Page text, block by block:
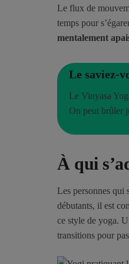
Le flux de
temps pour
mentalement
Le saviez-
Le Vinyasa
On peut brûler
À qui
Les personnes qui
débutants, il est
ce style de yoga.
transitions pour